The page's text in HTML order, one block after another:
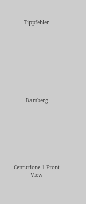
Tippfehler
Bamberg
Centurione 1 Front
View